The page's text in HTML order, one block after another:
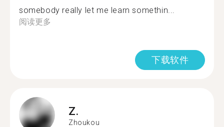
somebody really let me learn somethin...
阅读更多
下载软件
Z.
Zhoukou